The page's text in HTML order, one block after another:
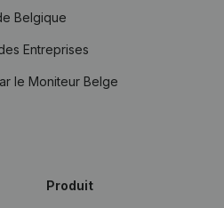
Belgique
Entreprises
le Moniteur Belge
Produit